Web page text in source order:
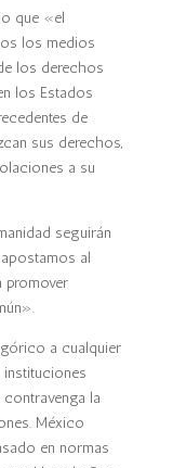
que «el
los medios
los derechos
los Estados
de
sus derechos,
a su
seguirán
al
promover
a cualquier
instituciones
la
México
en normas